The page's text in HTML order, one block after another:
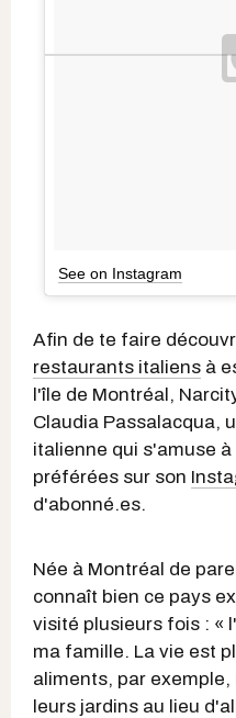
See on Instagram
Afin de te faire
restaurants italiens à
l'île de Montréal,
Claudia Passalacqua,
italienne qui s'amuse
préférées sur son
d'abonné.es.
Née à Montréal de
connaît bien ce pays
visité plusieurs fois : «
ma famille. La vie est
aliments, par
leurs jardins au lieu